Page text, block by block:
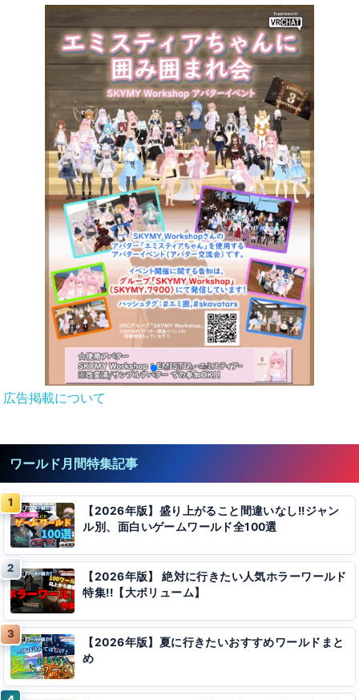
広告掲載について
ワールド月間特集記事
【2026年版】盛り上がること間違いなし!!ジャン
ル別、面白いゲームワールド全100選
【2026年版】 絶対に行きたい人気ホラーワールド
特集!!【大ボリューム】
【2026年版】夏に行きたいおすすめワールドまと
め